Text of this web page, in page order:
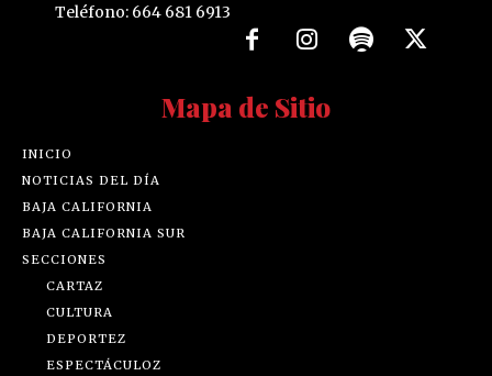
Teléfono: 664 681 6913
Mapa de Sitio
INICIO
NOTICIAS DEL DÍA
BAJA CALIFORNIA
BAJA CALIFORNIA SUR
SECCIONES
CARTAZ
CULTURA
DEPORTEZ
ESPECTÁCULOZ